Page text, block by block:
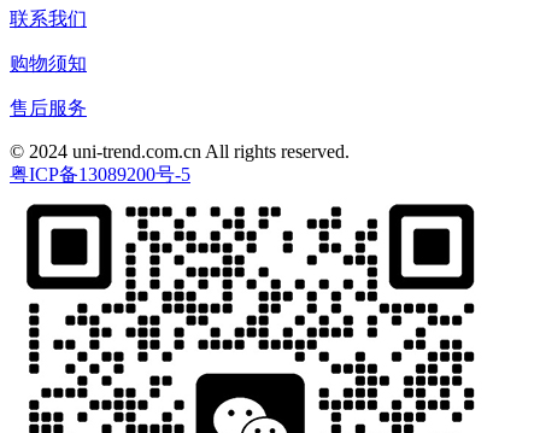
联系我们
购物须知
售后服务
© 2024 uni-trend.com.cn All rights reserved.
粤ICP备13089200号-5